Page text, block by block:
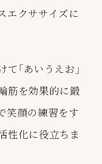
エクササイズに
て｢あいうえお｣
筋を効果的に鍛
笑顔の練習をす
性化に役立ちま